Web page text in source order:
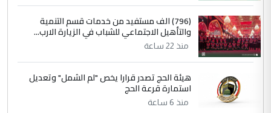
(796) الف مستفيد من خدمات قسم التنمية
والتأهيل الاجتماعي للشباب في الزيارة الارب...
منذ 22 ساعة
هيئة الحج تصدر قرارا يخص "لم الشمل" وتعديل
استمارة قرعة الحج
منذ 6 ساعة